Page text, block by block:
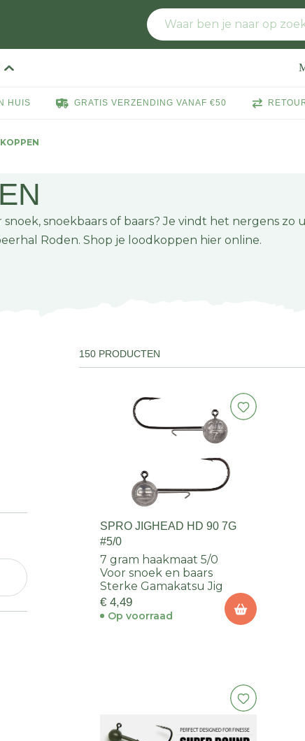
HUIS GRATIS VERZENDING VANAF €50
snoekbaars of baars? Je vindt het nergens zo
Roden. Shop je loodkoppen hier online.
150 PRODUCTEN
SPRO JIGHEAD HD 90 7G
#5/0
7 gram haakmaat 5/0
Voor snoek en baars
Sterke Gamakatsu Jig
€ 4,49
Op voorraad